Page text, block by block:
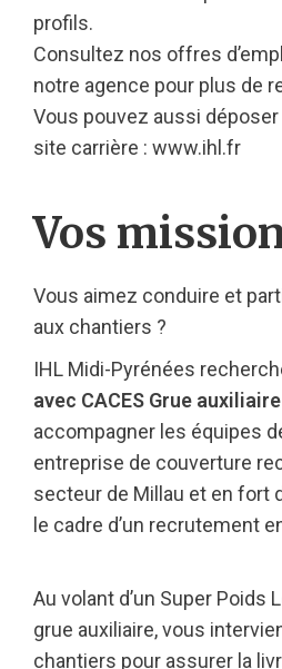
profils.
Consultez nos offres
notre agence pour plus de
Vous pouvez aussi
site carrière : www.ihl.fr
Vos
Vous aimez conduire et
aux chantiers ?
IHL Midi-Pyrénées
avec CACES Grue
accompagner les équipes
entreprise de couverture
secteur de Millau et en fort
le cadre d’un recrutement
Au volant d’un Super Poids
grue auxiliaire, vous
chantiers pour assurer la